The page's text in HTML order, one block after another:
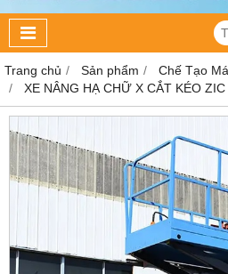
Trang chủ Sản phẩm
Chế Tạo
XE NÂNG HẠ CHỮ X CẮT KÉO